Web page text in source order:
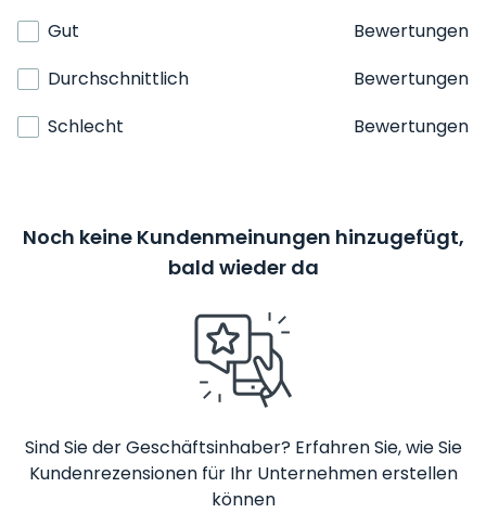
Gut
Bewertungen
Durchschnittlich
Bewertungen
Schlecht
Bewertungen
Noch keine Kundenmeinungen hinzugefügt,
bald wieder da
Sind Sie der Geschäftsinhaber? Erfahren Sie, wie Sie
Kundenrezensionen für Ihr Unternehmen erstellen
können